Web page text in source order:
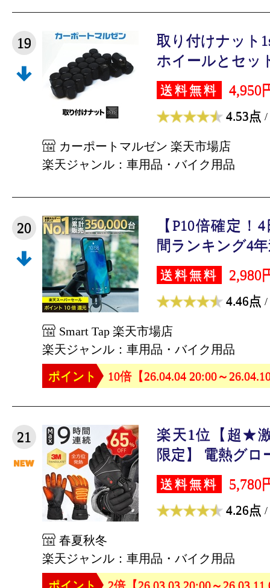
19
取り付けナット
ホイールとセッ
送料無料 4,950
4.53点 /
カーポートマルゼン 楽天市場店
楽天ジャンル：車用品・バイク用品
20
【P10倍確定！
間ランキング4
送料無料 2,980
4.46点 /
Smart Tap 楽天市場店
楽天ジャンル：車用品・バイク用品
ポイント
10倍【26.04.04 20:00～
21
楽天1位【超★
限定】 電熱グロ
送料無料 5,780
4.26点 /
春夏秋冬
楽天ジャンル：車用品・バイク用品
ポイント
2倍【26.03.03 20:00～26.03.11